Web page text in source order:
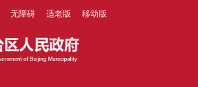
无障碍 适老版 移动版